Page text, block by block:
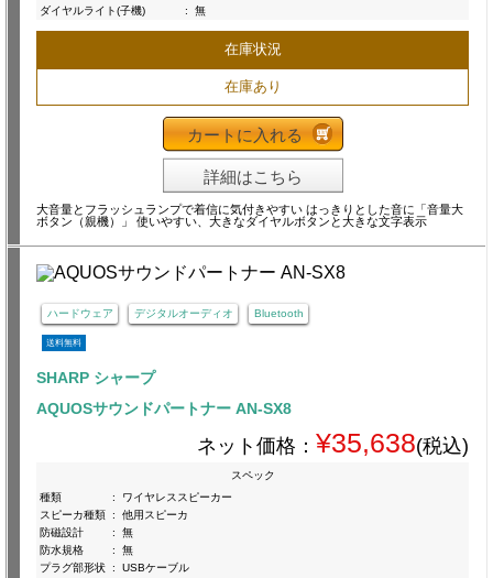
ダイヤルライト(子機)
: 無
在庫状況
在庫あり
カートに入れる
詳細はこちら
大音量とフラッシュランプで着信に気付きやすい はっきりとした音に「音量大
ボタン（親機）」 使いやすい、大きなダイヤルボタンと大きな文字表示
ハードウェア デジタルオーディオ Bluetooth
送料無料
SHARP シャープ
AQUOSサウンドパートナー AN-SX8
ネット価格： ¥35,638(税込)
スペック
種類
:
ワイヤレススピーカー
スピーカ種類 :
他用スピーカ
防磁設計
:
無
防水規格
:
無
プラグ部形状 :
USBケーブル